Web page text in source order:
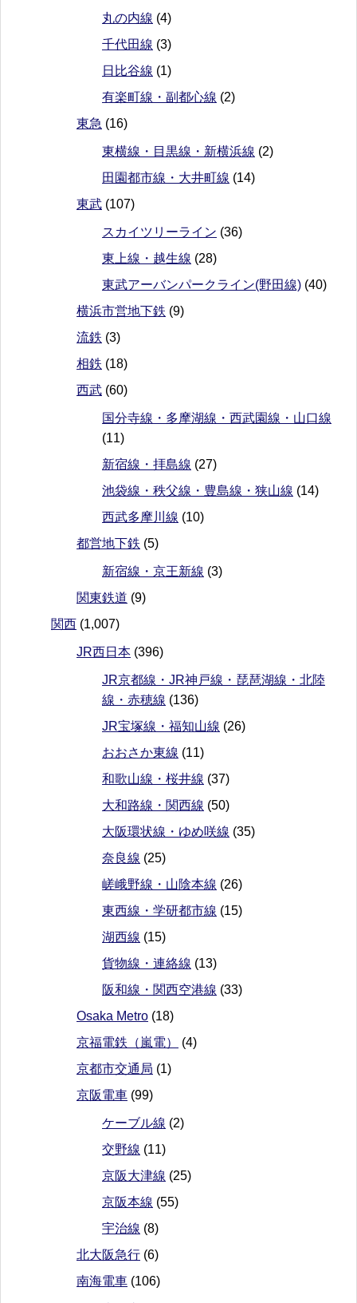
丸の内線 (4)
千代田線 (3)
日比谷線 (1)
有楽町線・副都心線 (2)
東急 (16)
東横線・目黒線・新横浜線 (2)
田園都市線・大井町線 (14)
東武 (107)
スカイツリーライン (36)
東上線・越生線 (28)
東武アーバンパークライン(野田線) (40)
横浜市営地下鉄 (9)
流鉄 (3)
相鉄 (18)
西武 (60)
国分寺線・多摩湖線・西武園線・山口線
(11)
新宿線・拝島線 (27)
池袋線・秩父線・豊島線・狭山線 (14)
西武多摩川線 (10)
都営地下鉄 (5)
新宿線・京王新線 (3)
関東鉄道 (9)
関西 (1,007)
JR西日本 (396)
JR京都線・JR神戸線・琵琶湖線・北陸
線・赤穂線 (136)
JR宝塚線・福知山線 (26)
おおさか東線 (11)
和歌山線・桜井線 (37)
大和路線・関西線 (50)
大阪環状線・ゆめ咲線 (35)
奈良線 (25)
嵯峨野線・山陰本線 (26)
東西線・学研都市線 (15)
湖西線 (15)
貨物線・連絡線 (13)
阪和線・関西空港線 (33)
Osaka Metro (18)
京福電鉄（嵐電）
(4)
京都市交通局 (1)
京阪電車 (99)
ケーブル線 (2)
交野線 (11)
京阪大津線 (25)
京阪本線 (55)
宇治線 (8)
北大阪急行 (6)
南海電車 (106)